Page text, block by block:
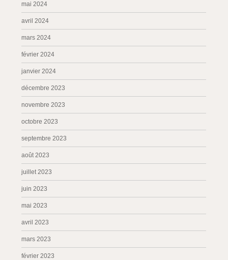
mai 2024
avril 2024
mars 2024
février 2024
janvier 2024
décembre 2023
novembre 2023
octobre 2023
septembre 2023
août 2023
juillet 2023
juin 2023
mai 2023
avril 2023
mars 2023
février 2023